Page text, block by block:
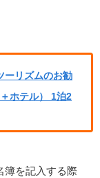
リズムのお勧
ホテル） 1泊2
簿を記入する際